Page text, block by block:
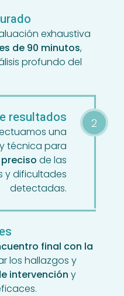
exhaustiva
de 90 minutos,
profundo del
resultados
una
técnica para
de las
y dificultades
detectadas.
final con la
los hallazgos y
intervención y